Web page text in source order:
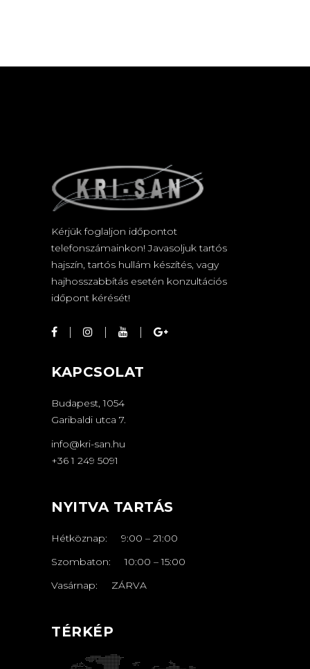
Kérjük foglaljon időpontot
telefonszámainkon! Javasoljuk tartós
hajszín, tartós hullám készítés, vagy
hajhosszabbítás esetén konzultációs
időpont kérését!
KAPCSOLAT
Budapest, 1054
Garibaldi utca 7.
info@kri-san.hu
+36 1 249 5091
NYITVA TARTÁS
Hétköznap: 9:00 – 21:00
Szombaton:10:00 – 15:00
Vasárnap: ZÁRVA
TÉRKÉP